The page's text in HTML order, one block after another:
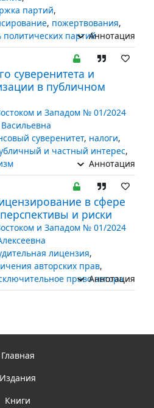
партий,
, пожертвования,
политических партийАннотация
суверенитета и
в публичном
и Западом № 01/2024
суверенитет, налоги,
и частный интерес,
Аннотация
в сфере
и риски
и Западом № 01/2024
лицензия,
авторских прав,
право автора
Аннотация
Главная
Издания
Книги